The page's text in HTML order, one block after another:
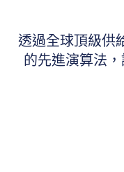
透過全球頂級供
的先進演算法